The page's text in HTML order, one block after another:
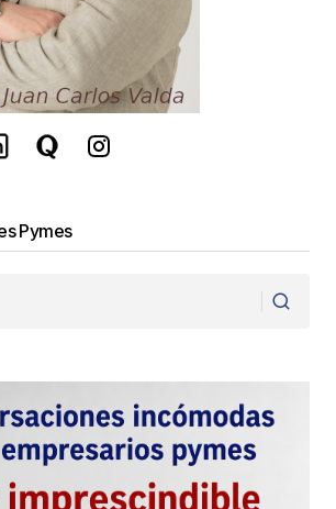
y laPolítica de
y losTérminos del servicio
se aplican.
Pymes